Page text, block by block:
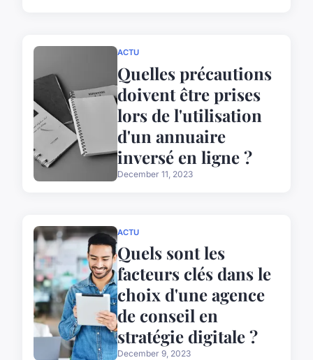
ACTU
Quelles précautions
doivent être prises
lors de l'utilisation
d'un annuaire
inversé en ligne ?
December 11, 2023
ACTU
Quels sont les
facteurs clés dans le
choix d'une agence
de conseil en
stratégie digitale ?
December 9, 2023